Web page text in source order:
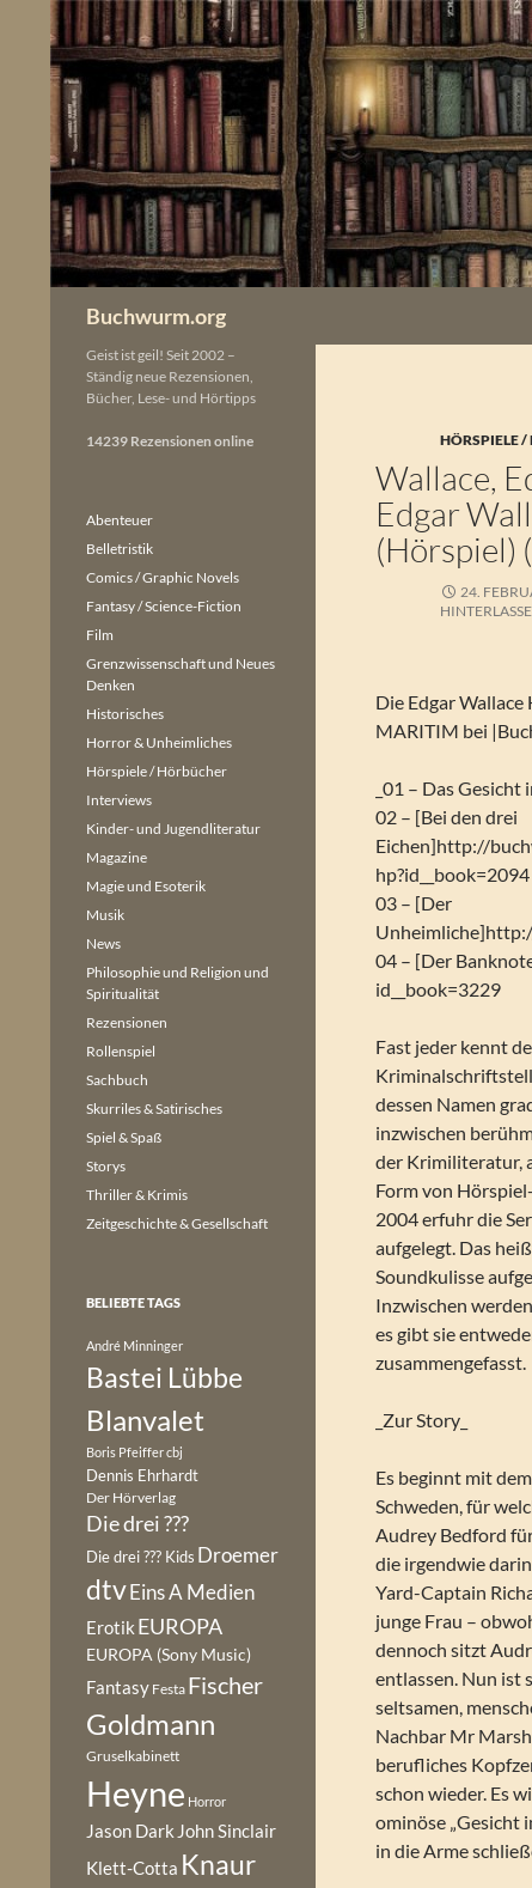
springen
Buchwurm.org
HÖRSPIELE /
Wallace,
Edgar
(Hörspiel)
24.
Die Edgar
MARITIM bei
_01 – Das Gesicht
02 – [Bei den drei
Eichen]http://
hp?id__book=2094
03 – [Der
04 – [Der
id__book=3229
Fast jeder kennt
dessen Namen
inzwischen
der Krimiliteratur,
Form von
2004 erfuhr die
aufgelegt. Das
Soundkulisse
Inzwischen
es gibt sie
zusammengefasst.
_Zur Story_
Es beginnt mit
Schweden, für
Audrey Bedford
die irgendwie
Yard-Captain
junge Frau –
dennoch sitzt
entlassen. Nun ist
seltsamen,
Nachbar Mr
berufliches
schon wieder. Es
ominöse „Gesicht
in die Arme
Geist ist geil! Seit 2002 –
Ständig neue Rezensionen,
Bücher, Lese- und Hörtipps
14239 Rezensionen online
Abenteuer
Belletristik
Comics / Graphic Novels
Fantasy / Science-Fiction
Film
Grenzwissenschaft und Neues
Denken
Historisches
Horror & Unheimliches
Hörspiele / Hörbücher
Interviews
Kinder- und Jugendliteratur
Magazine
Magie und Esoterik
Musik
News
Philosophie und Religion und
Spiritualität
Rezensionen
Rollenspiel
Sachbuch
Skurriles & Satirisches
Spiel & Spaß
Storys
Thriller & Krimis
Zeitgeschichte & Gesellschaft
BELIEBTE TAGS
André Minninger
Bastei Lübbe
Blanvalet
Boris Pfeiffercbj
Dennis Ehrhardt
Der Hörverlag
Die drei ???
Die drei ??? Kids Droemer
dtvEins A Medien
Erotik EUROPA
EUROPA (Sony Music)
Fantasy Festa Fischer
Goldmann
Gruselkabinett
Heyne Horror
Jason Dark John Sinclair
Klett-Cotta Knaur